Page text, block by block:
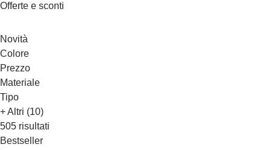
Offerte e sconti
Novità
Colore
Prezzo
Materiale
Tipo
+ Altri (10)
505 risultati
Bestseller